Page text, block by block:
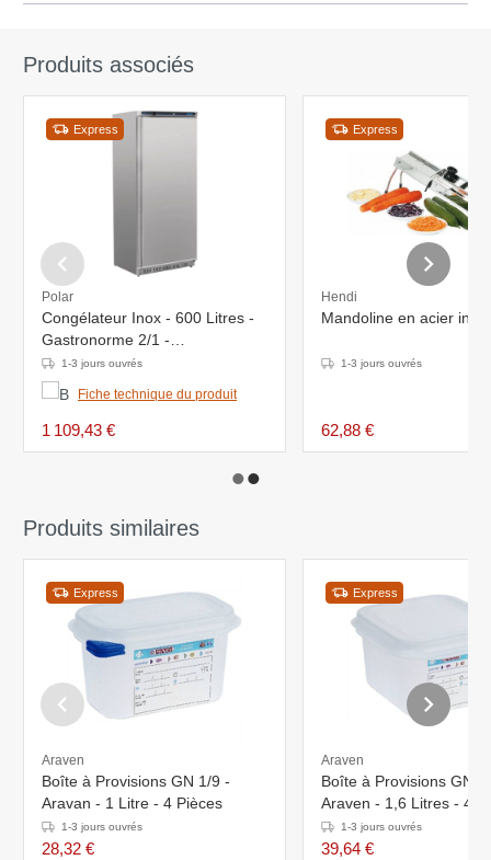
Produits associés
Express
Polar
Congélateur Inox - 600 Litres -
Gastronorme 2/1 -
780x690x1890(h)mm
1-3 jours ouvrés
Fiche technique du produit
1 109,43 €
Express
Hendi
Mandoline en acier
1-3 jours ouvrés
62,88 €
Produits similaires
Express
Araven
Boîte à Provisions GN 1/9 -
Aravan - 1 Litre - 4 Pièces
1-3 jours ouvrés
28,32 €
Express
Araven
Boîte à Provisions GN
Araven - 1,6 Litres - 4
1-3 jours ouvrés
39,64 €